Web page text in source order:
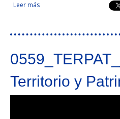
Leer más sobre Preservación,
cultural vinculado a la I
Territorio y